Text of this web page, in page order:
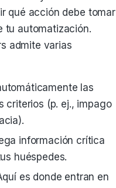
qué acción debe tomar
tu automatización.
admite varias
las
criterios (p. ej., impago
información crítica
huéspedes.
es donde entran en